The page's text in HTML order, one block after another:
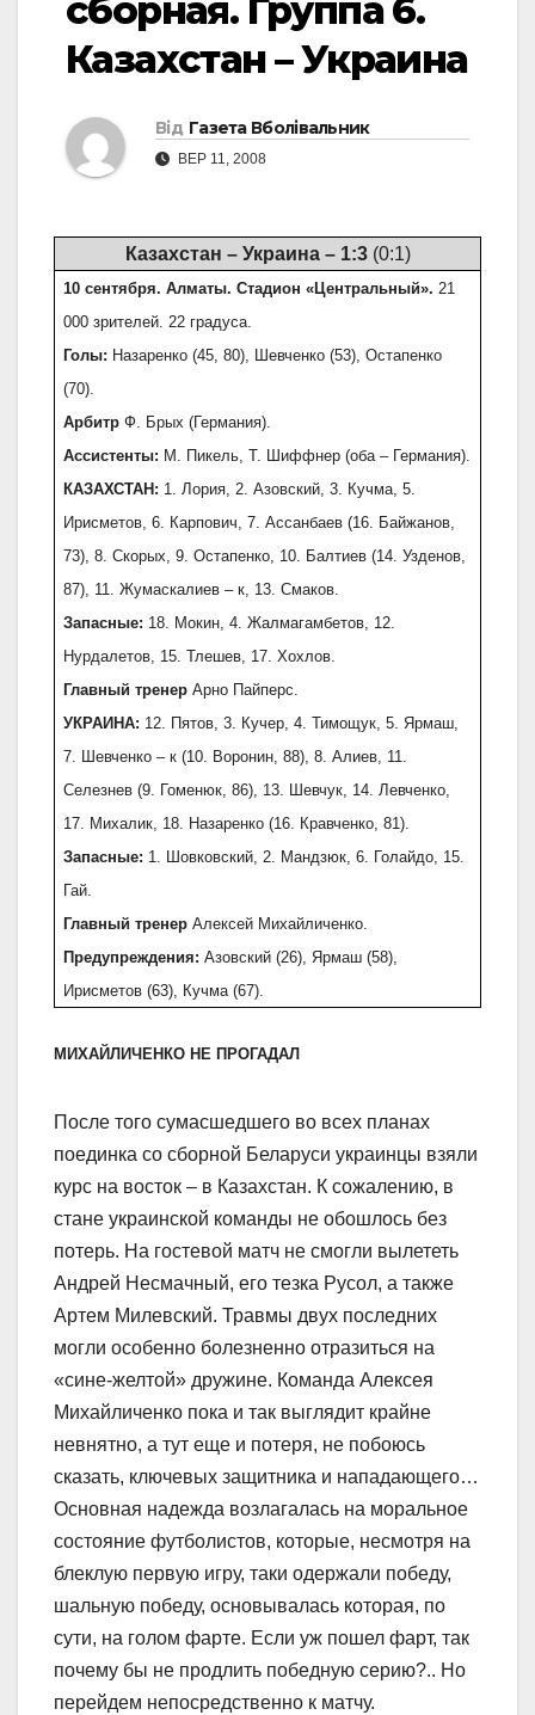
сборная. Группа 6.
Казахстан – Украина
Від Газета Вболівальник
ВЕР 11, 2008
Казахстан – Украина – 1:3 (0:1)
10 сентября. Алматы. Стадион «Центральный».21
000 зрителей. 22 градуса.
Голы: Назаренко (45, 80), Шевченко (53), Остапенко
(70).
АрбитрФ. Брых (Германия).
Ассистенты: М. Пикель, Т. Шиффнер (оба – Германия).
КАЗАХСТАН: 1. Лория, 2. Азовский, 3. Кучма, 5.
Ирисметов, 6. Карпович, 7. Ассанбаев (16. Байжанов,
73), 8. Скорых, 9. Остапенко, 10. Балтиев (14. Узденов,
87), 11. Жумаскалиев – к, 13. Смаков.
Запасные: 18. Мокин, 4. Жалмагамбетов, 12.
Нурдалетов, 15. Тлешев, 17. Хохлов.
Главный тренерАрно Пайперс.
УКРАИНА: 12. Пятов, 3. Кучер, 4. Тимощук, 5. Ярмаш,
7. Шевченко – к (10. Воронин, 88), 8. Алиев, 11.
Селезнев (9. Гоменюк, 86), 13. Шевчук, 14. Левченко,
17. Михалик, 18. Назаренко (16. Кравченко, 81).
Запасные: 1. Шовковский, 2. Мандзюк, 6. Голайдо, 15.
Гай.
Главный тренерАлексей Михайличенко.
Предупреждения:Азовский (26), Ярмаш (58),
Ирисметов (63), Кучма (67).
МИХАЙЛИЧЕНКО НЕ ПРОГАДАЛ
После того сумасшедшего во всех планах
поединка со сборной Беларуси украинцы взяли
курс на восток – в Казахстан. К сожалению, в
стане украинской команды не обошлось без
потерь. На гостевой матч не смогли вылететь
Андрей Несмачный, его тезка Русол, а также
Артем Милевский. Травмы двух последних
могли особенно болезненно отразиться на
«сине-желтой» дружине. Команда Алексея
Михайличенко пока и так выглядит крайне
невнятно, а тут еще и потеря, не побоюсь
сказать, ключевых защитника и нападающего…
Основная надежда возлагалась на моральное
состояние футболистов, которые, несмотря на
блеклую первую игру, таки одержали победу,
шальную победу, основывалась которая, по
сути, на голом фарте. Если уж пошел фарт, так
почему бы не продлить победную серию?.. Но
перейдем непосредственно к матчу.